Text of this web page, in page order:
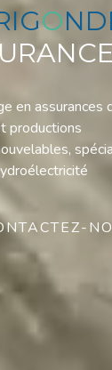
O
en assurances
productions